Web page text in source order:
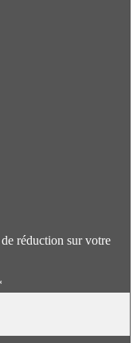
réduction sur votre